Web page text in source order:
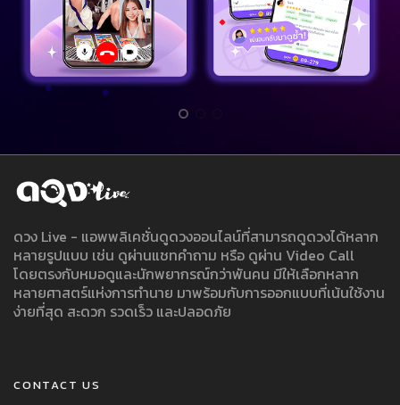
ดวง Live - แอพพลิเคชั่นดูดวงออนไลน์ที่สามารถดูดวงได้หลาก
หลายรูปแบบ เช่น ดูผ่านแชทคำถาม หรือ ดูผ่าน Video Call
โดยตรงกับหมอดูและนักพยากรณ์กว่าพันคน มีให้เลือกหลาก
หลายศาสตร์แห่งการทำนาย มาพร้อมกับการออกแบบที่เน้นใช้งาน
ง่ายที่สุด สะดวก รวดเร็ว และปลอดภัย
CONTACT US